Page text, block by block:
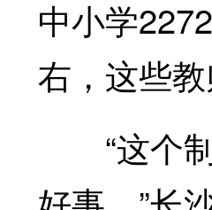
中小学
右，这些教
“这个制